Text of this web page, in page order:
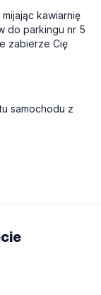
kawiarnię
do parkingu nr 5
zabierze Cię
samochodu z